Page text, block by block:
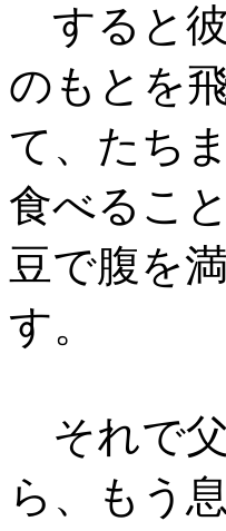
すると
のもとを
て、たち
食べるこ
豆で腹を
す。
それで父
ら、もう